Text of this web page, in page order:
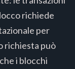
richiede
per
richiesta può
i blocchi